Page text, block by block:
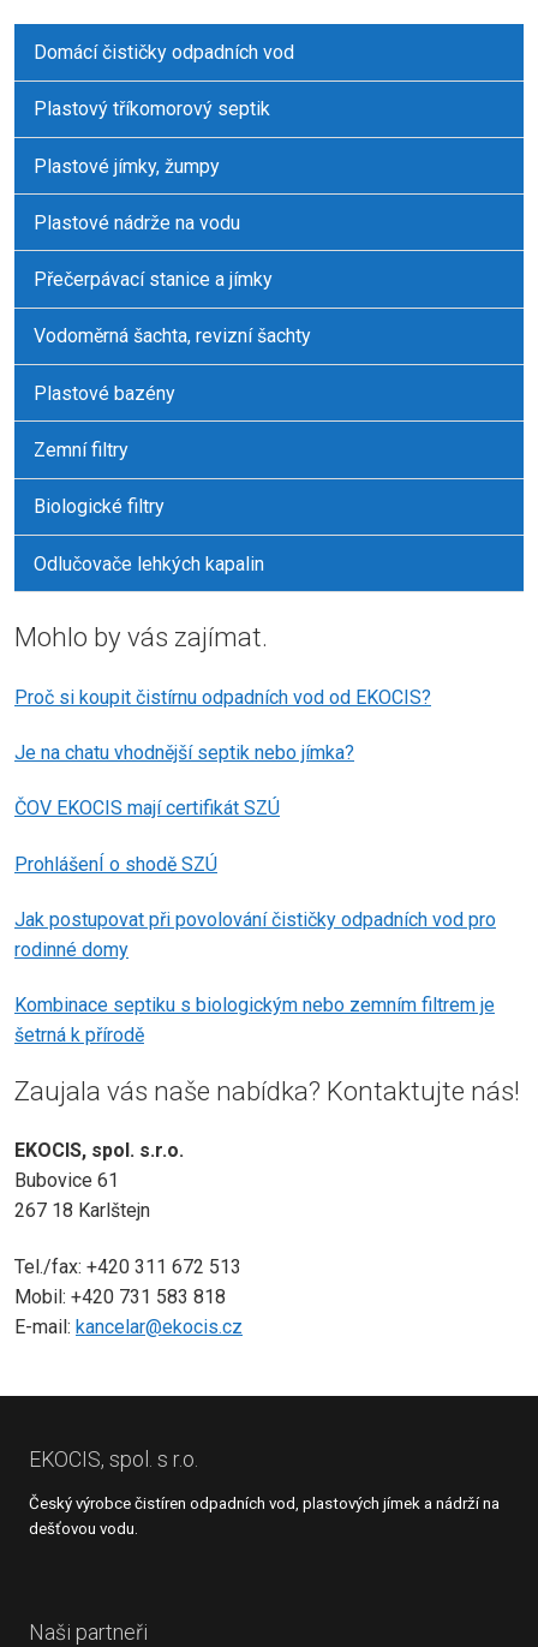
Domácí čističky odpadních vod
Plastový tříkomorový septik
Plastové jímky, žumpy
Plastové nádrže na vodu
Přečerpávací stanice a jímky
Vodoměrná šachta, revizní šachty
Plastové bazény
Zemní filtry
Biologické filtry
Odlučovače lehkých kapalin
Mohlo by vás zajímat.
Proč si koupit čistírnu odpadních vod od EKOCIS?
Je na chatu vhodnější septik nebo jímka?
ČOV EKOCIS mají certifikát SZÚ
ProhlášenÍ o shodě SZÚ
Jak postupovat při povolování čističky odpadních vod pro
rodinné domy
Kombinace septiku s biologickým nebo zemním filtrem je
šetrná k přírodě
Zaujala vás naše nabídka? Kontaktujte nás!
EKOCIS, spol. s.r.o.
Bubovice 61
267 18 Karlštejn
Tel./fax: +420 311 672 513
Mobil: +420 731 583 818
E-mail: kancelar@ekocis.cz
EKOCIS, spol. s r.o.
Český výrobce čistíren odpadních vod, plastových jímek a nádrží na
dešťovou vodu.
Naši partneři